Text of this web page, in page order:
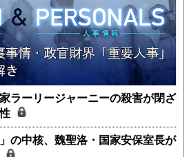
ラーリージャーニーの殺害が閉ざ
の中核、魏聖洛・国家安保室長が